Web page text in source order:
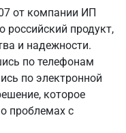
от компании ИП
российский продукт,
и надежности.
по телефонам
по электронной
которое
проблемах с